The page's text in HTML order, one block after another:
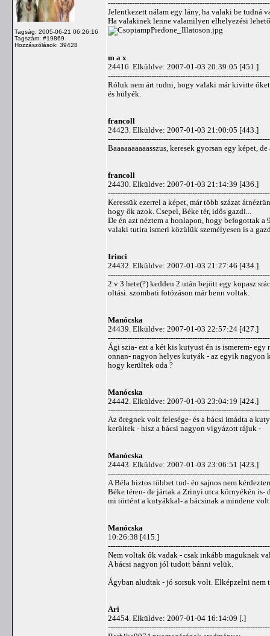
Tagság: 2005-06-21 06:26:16
Tagszám: #19869
Hozzászólások: 39428
Jelentkezett nálam egy lány, ha valaki be tudná
Ha valakinek lenne valamilyen elhelyezési
m a x
24416. Elküldve: 2007-01-03 20:39:05 [451.]
Róluk nem árt tudni, hogy valaki már kivitte
és hülyék.
francoll
24423. Elküldve: 2007-01-03 21:00:05 [443.]
Baaaaaaaaaasszus, keresek gyorsan egy képet,
francoll
24430. Elküldve: 2007-01-03 21:14:39 [436.]
Keressük ezerrel a képet, már több százat
hogy ők azok. Csepel, Béke tér, idős gazdi...
De én azt néztem a honlapon, hogy befogottak
valaki tutira ismeri közülük személyesen is a
Irinci
24432. Elküldve: 2007-01-03 21:27:46 [434.]
2 v 3 hete(?) kedden 2 után bejött egy kopasz
oltási. szombati fotózáson már benn voltak.
Manócska
24439. Elküldve: 2007-01-03 22:57:24 [427.]
Ági szia- ezt a két kis kutyust én is ismerem-
onnan- nagyon helyes kutyák - az egyik
hogy kerültek oda ?
Manócska
24442. Elküldve: 2007-01-03 23:04:19 [424.]
Az öregnek volt felesége- és a bácsi imádta a
kerültek - hisz a bácsi nagyon vigyázott rájuk -
Manócska
24443. Elküldve: 2007-01-03 23:06:51 [423.]
A Béla biztos többet tud- én sajnos nem
Béke téren- de jártak a Zrinyi utca környékén is-
mi történt a kutyákkal- a bácsinak a mindene
Manócska
10:26:38 [415.]
Nem voltak ők vadak - csak inkább maguknak
A bácsi nagyon jól tudott bánni velük.
Ágyban aludtak - jó sorsuk volt. Elképzelni nem
Ari
24454. Elküldve: 2007-01-04 16:14:09 [.]